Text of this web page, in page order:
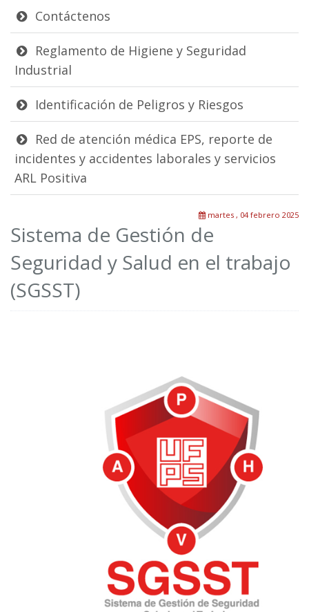
Contáctenos
Reglamento de Higiene y Seguridad
Industrial
Identificación de Peligros y Riesgos
Red de atención médica EPS, reporte de
incidentes y accidentes laborales y servicios
ARL Positiva
martes , 04 febrero 2025
Sistema de Gestión de
Seguridad y Salud en el trabajo
(SGSST)